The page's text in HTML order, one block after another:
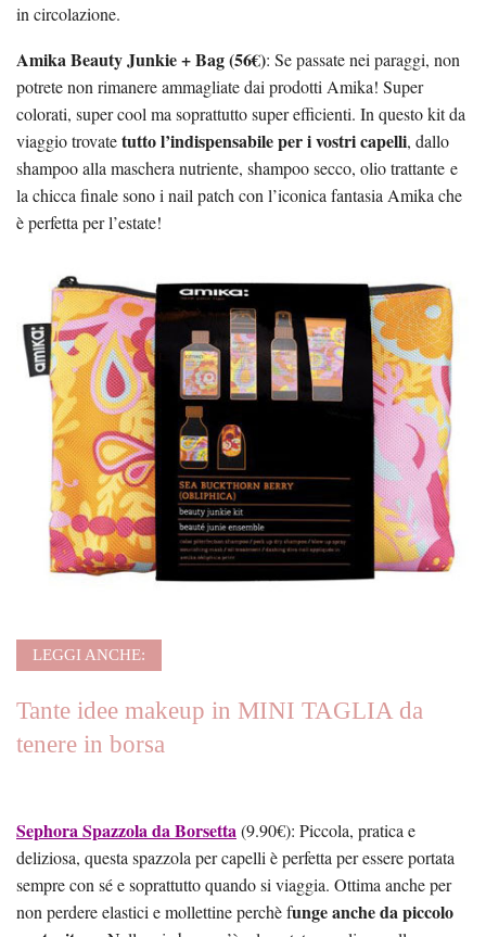
in circolazione.
Amika Beauty Junkie + Bag (56€): Se passate nei paraggi, non
potrete non rimanere ammagliate dai prodotti Amika! Super
colorati, super cool ma soprattutto super efficienti. In questo kit da
viaggio trovatetutto l’indispensabile per i vostri capelli, dallo
shampoo alla maschera nutriente, shampoo secco, olio trattante e
la chicca finale sono i nail patch con l’iconica fantasia Amika che
è perfetta per l’estate!
LEGGI ANCHE:
Tante idee makeup in MINI TAGLIA da
tenere in borsa
Sephora Spazzola da Borsetta (9.90€): Piccola, pratica e
deliziosa, questa spazzola per capelli è perfetta per essere portata
sempre con sé e soprattutto quando si viaggia. Ottima anche per
non perdere elastici e mollettine perchè funge anche da piccolo